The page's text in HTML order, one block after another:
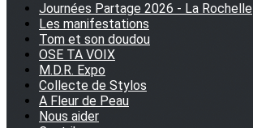
Journées Partage 2026 - La Rochelle
Les manifestations
Tom et son doudou
OSE TA VOIX
M.D.R. Expo
Collecte de Stylos
A Fleur de Peau
Nous aider